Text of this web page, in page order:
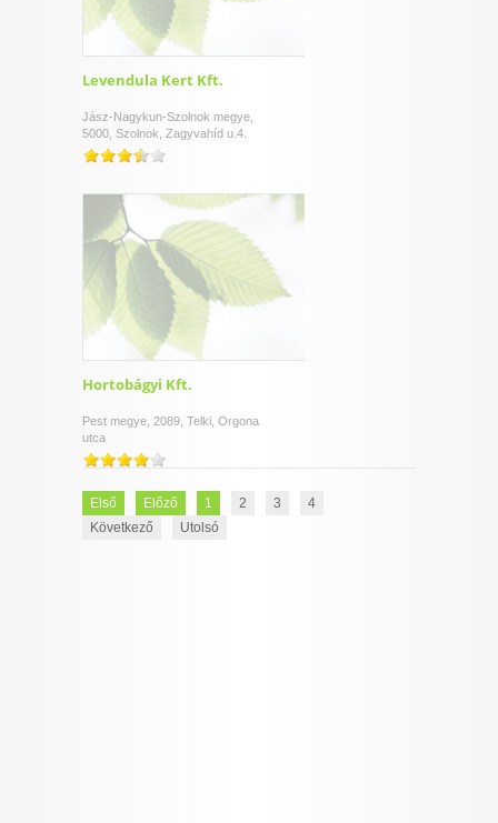
Levendula Kert Kft.
Jász-Nagykun-Szolnok megye,
5000, Szolnok, Zagyvahíd u.4.
Hortobágyi Kft.
Pest megye, 2089, Telki, Orgona
utca
Első Előző 1 2 3
4
Következő
Utolsó